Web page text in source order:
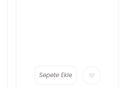
Sepete Ekle